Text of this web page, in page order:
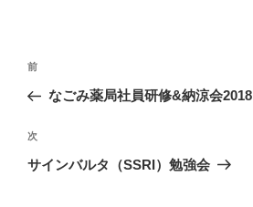
投
ナ
ビ
ゲ
前
の
稿
前
なごみ薬局社員研修&納涼会2018
次
の
次
サインバルタ（SSRI）勉強会